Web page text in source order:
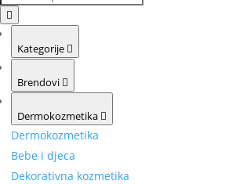
Kategorije
Brendovi
Dermokozmetika
Dermokozmetika
Bebe i djeca
Dekorativna kozmetika